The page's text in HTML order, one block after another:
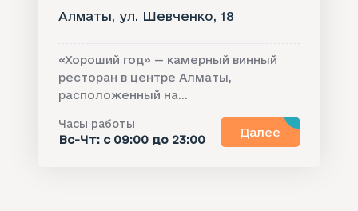
Алматы, ул. Шевченко, 18
«Хороший год» — камерный винный
ресторан в центре Алматы,
расположенный на...
Часы работы
Вс-Чт: с 09:00 до 23:00
Далее